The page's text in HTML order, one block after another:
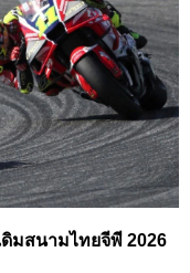
ดิมสนามไทยจีพี 2026